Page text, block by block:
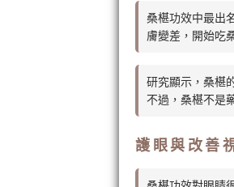
桑椹功效中最出
膚變差，開始吃
研究顯示，桑椹
不過，桑椹不是
護眼與改善